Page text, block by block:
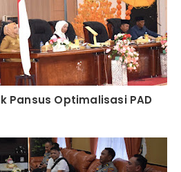
Pansus Optimalisasi PAD